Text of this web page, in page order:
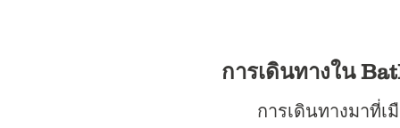
การเดินทางใน
การเดินทางมาที่เ